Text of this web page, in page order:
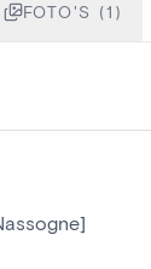
FOTO'S (1)